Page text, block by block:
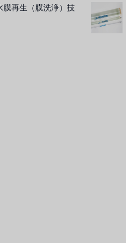
膜再生（膜洗浄）技